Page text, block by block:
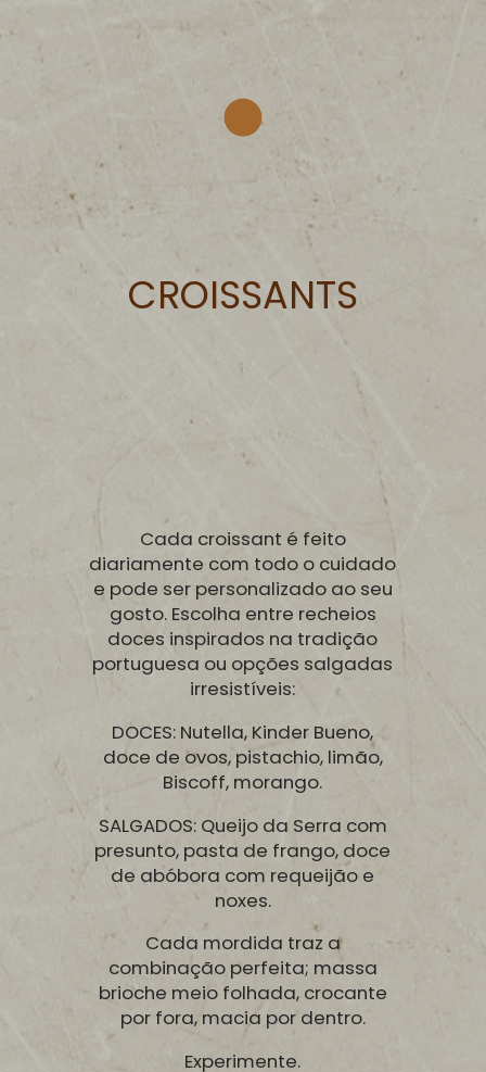
CROISSANTS
Cada croissant é feito
diariamente com todo o cuidado
e pode ser personalizado ao seu
gosto. Escolha entre recheios
doces inspirados na tradição
portuguesa ou opções salgadas
irresistíveis:
DOCES: Nutella, Kinder Bueno,
doce de ovos, pistachio, limão,
Biscoff, morango.
SALGADOS: Queijo da Serra com
presunto, pasta de frango, doce
de abóbora com requeijão e
noxes.
Cada mordida traz a
combinação perfeita; massa
brioche meio folhada, crocante
por fora, macia por dentro.
Experimente.